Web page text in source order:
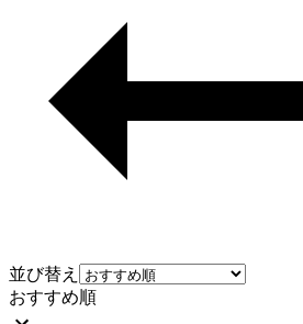
並び替え
おすすめ順